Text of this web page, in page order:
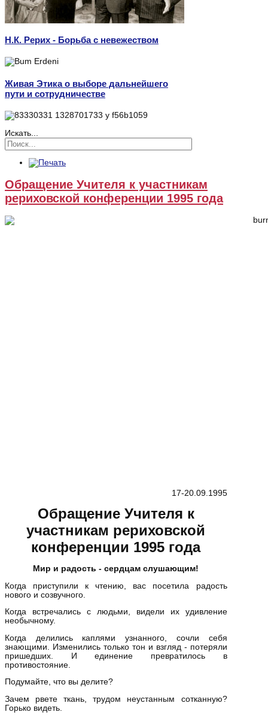
Н.К. Рерих - Борьба с невежеством
Живая Этика о выборе дальнейшего
пути и сотрудничестве
Искать...
Обращение Учителя к участникам
рериховской конференции 1995 года
17-20.09.1995
Обращение Учителя к
участникам рериховской
конференции 1995 года
Мир и радость - сердцам слушающим!
Когда приступили к чтению, вас посетила радость
нового и созвучного.
Когда встречались с людьми, видели их удивление
необычному.
Когда делились каплями узнанного, сочли себя
знающими. Изменились только тон и взгляд - потеряли
пришедших. И единение превратилось в
противостояние.
Подумайте, что вы делите?
Зачем рвете ткань, трудом неустанным сотканную?
Горько видеть.